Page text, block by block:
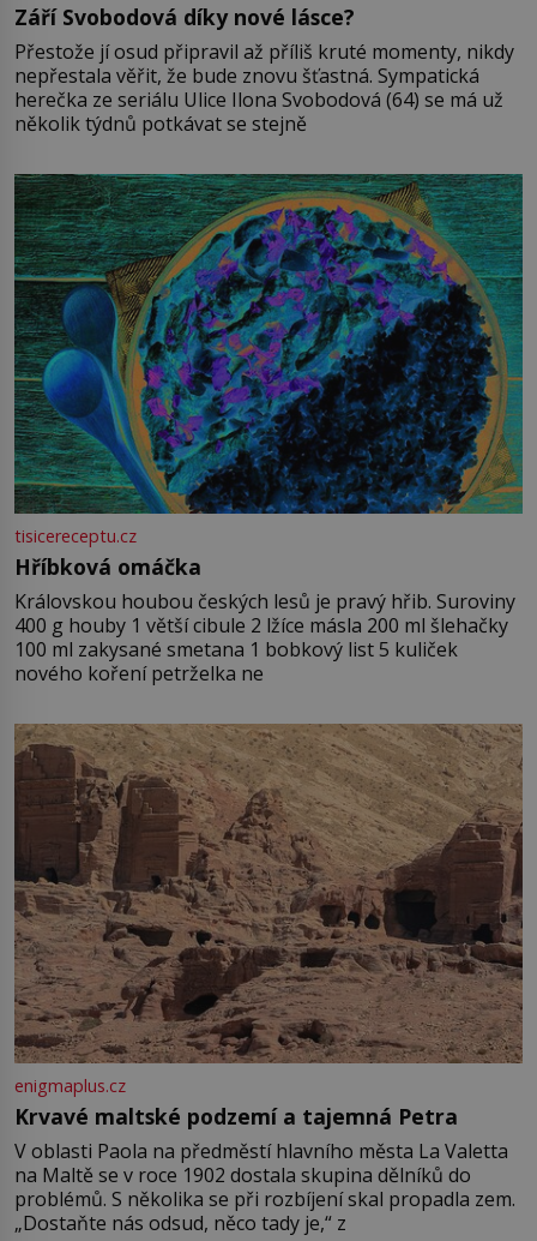
Září Svobodová díky nové lásce?
Přestože jí osud připravil až příliš kruté momenty, nikdy
nepřestala věřit, že bude znovu šťastná. Sympatická
herečka ze seriálu Ulice Ilona Svobodová (64) se má už
několik týdnů potkávat se stejně
tisicereceptu.cz
Hříbková omáčka
Královskou houbou českých lesů je pravý hřib. Suroviny
400 g houby 1 větší cibule 2 lžíce másla 200 ml šlehačky
100 ml zakysané smetana 1 bobkový list 5 kuliček
nového koření petrželka ne
enigmaplus.cz
Krvavé maltské podzemí a tajemná Petra
V oblasti Paola na předměstí hlavního města La Valetta
na Maltě se v roce 1902 dostala skupina dělníků do
problémů. S několika se při rozbíjení skal propadla zem.
„Dostaňte nás odsud, něco tady je,“ z